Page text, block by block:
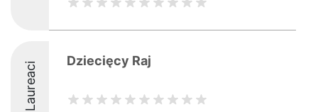
Laureaci Dziecięcy Raj